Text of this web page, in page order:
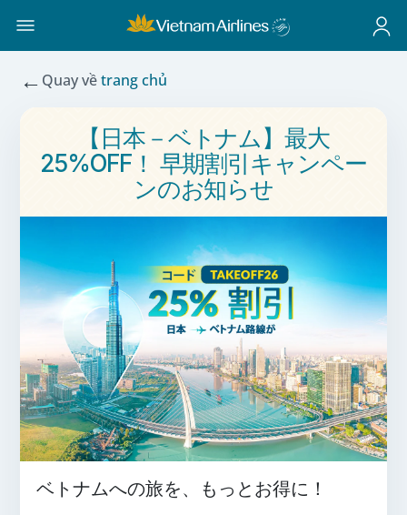
← Quay vềtrang chủ
【日本－ベトナム】最大
25%OFF！ 早期割引キャンペー
ンのお知らせ
ベトナムへの旅を、もっとお得に！